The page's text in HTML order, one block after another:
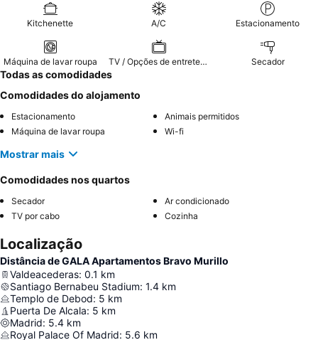
Kitchenette A/C Estacionamento
Máquina de lavar roupa TV / Opções de entretenimento Secador
Todas as comodidades
Comodidades do alojamento
Estacionamento
Animais permitidos
Máquina de lavar roupa
Wi-fi
Mostrar mais
Comodidades nos quartos
Secador
Ar condicionado
TV por cabo
Cozinha
Localização
Distância de GALA Apartamentos Bravo Murillo
Valdeacederas: 0.1 km
Santiago Bernabeu Stadium: 1.4 km
Templo de Debod: 5 km
Puerta De Alcala: 5 km
Madrid: 5.4 km
Royal Palace Of Madrid: 5.6 km